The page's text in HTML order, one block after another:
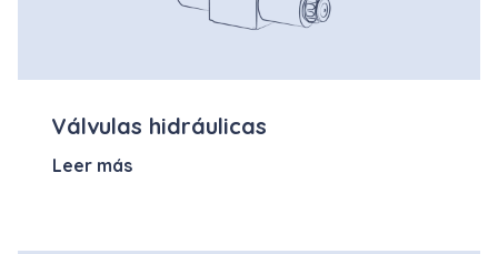
Válvulas hidráulicas
Leer más